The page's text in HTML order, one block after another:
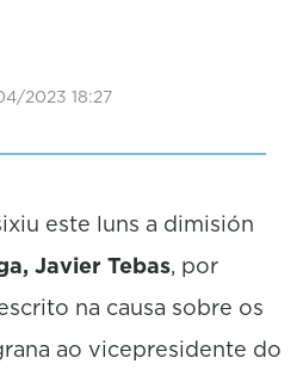
2023 18:27
este luns a dimisión
Javier Tebas, por
na causa sobre os
ao vicepresidente do